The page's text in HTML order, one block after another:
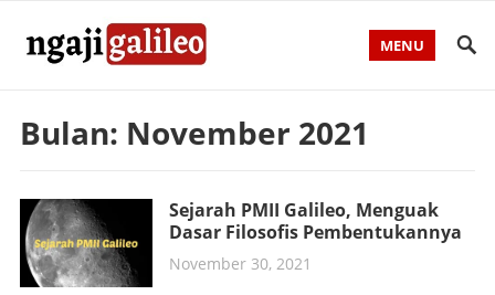
MENU
Bulan: November 2021
Sejarah PMII Galileo, Menguak
Dasar Filosofis Pembentukannya
November 30, 2021